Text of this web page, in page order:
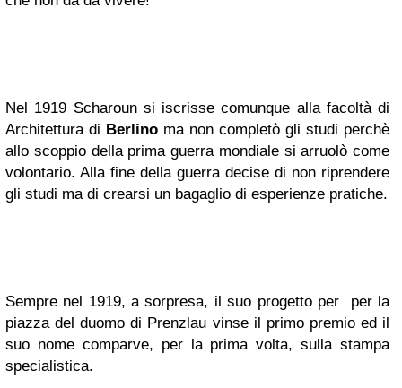
Nel 1919 Scharoun si iscrisse comunque alla facoltà di
Architettura di Berlino ma non completò gli studi perchè
allo scoppio della prima guerra mondiale si arruolò come
volontario. Alla fine della guerra decise di non riprendere
gli studi ma di crearsi un bagaglio di esperienze pratiche.
Sempre nel 1919, a sorpresa, il suo progetto per per la
piazza del duomo di Prenzlau vinse il primo premio ed il
suo nome comparve, per la prima volta, sulla stampa
specialistica.